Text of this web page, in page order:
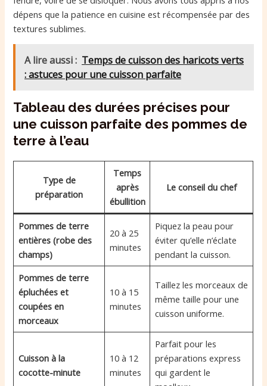
dépens que la patience en cuisine est récompensée par des
textures sublimes.
A lire aussi : Temps de cuisson des haricots verts
: astuces pour une cuisson parfaite
Tableau des durées précises pour
une cuisson parfaite des pommes de
terre à l’eau
Type de
préparation
Temps
après
ébullition
Le conseil du chef
Pommes de terre
entières (robe des
champs)
20 à 25
minutes
Piquez la peau pour
éviter qu’elle n’éclate
pendant la cuisson.
Pommes de terre
épluchées et
coupées en
morceaux
10 à 15
minutes
Taillez les morceaux de
même taille pour une
cuisson uniforme.
Cuisson à la
cocotte-minute
10 à 12
minutes
Parfait pour les
préparations express
qui gardent le